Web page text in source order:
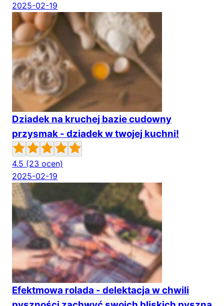
2025-02-19
Dziadek na kruchej bazie cudowny
przysmak - dziadek w twojej kuchni!
4.5 (23 ocen)
2025-02-19
Efektmowa rolada - delektacja w chwili